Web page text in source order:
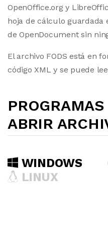
OpenOffice.org y
hoja de cálculo guardada
de OpenDocument sin
El archivo FODS está en
código XML y se puede
ABRIR
WINDOWS
LINUX